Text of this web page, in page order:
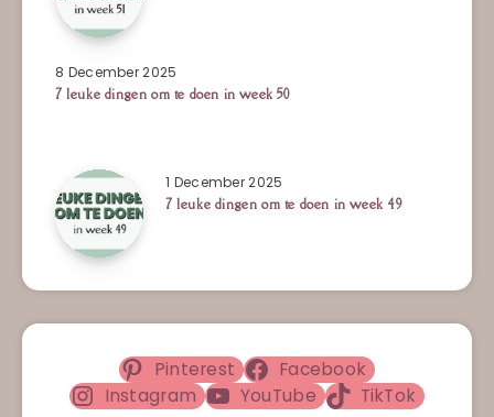
8 December 2025
7 leuke dingen om te doen in week 50
1 December 2025
7 leuke dingen om te doen in week 49
Pinterest
Facebook
Instagram
YouTube TikTok